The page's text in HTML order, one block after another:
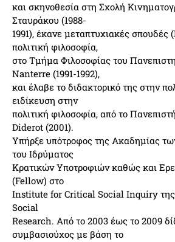
και σκηνοθεσία στη Σχολή
Σταυράκου (1988-
1991), έκανε μεταπτυχιακές σπουδές
πολιτική φιλοσοφία,
στο Τμήμα Φιλοσοφίας του
Nanterre (1991-1992),
και έλαβε το διδακτορικό της στην
ειδίκευση στην
πολιτική φιλοσοφία, από το
Diderot (2001).
Υπήρξε υπότροφος της Ακαδημίας
του Ιδρύματος
Κρατικών Υποτροφιών καθώς και
(Fellow) στο
Institute for Critical Social Inquiry
Social
Research. Από το 2003 έως το 2009
συμβασιούχος με βάση το